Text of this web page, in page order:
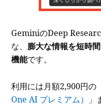
GeminiのDeep
な、 膨大な情報を短時
機能です。
利用には月額2,900円の
One AI プレミアム）
」